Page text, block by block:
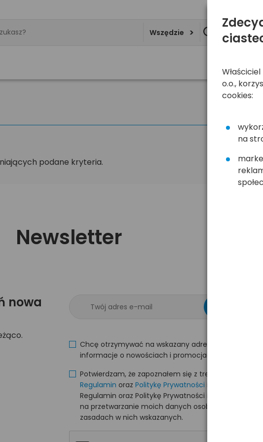
Wszędzie
podane kryteria.
Newsletter
nowa
Chcę otrzymywać na wskazany adres e-mail
informacje o nowościach i promocjach na
Potwierdzam, że zapoznałem się z treścią i akceptuję
Regulamin oraz Politykę Prywatności
Regulamin oraz Politykę Prywatności i wyrażam zgodę
na przetwarzanie moich danych osobowych na
zasadach w nich wskazanych.
o.o.,
cookies:
na